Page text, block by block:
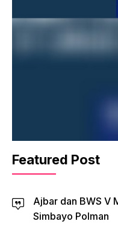
Featured Post
Ajbar dan BWS V
Simbayo Polman